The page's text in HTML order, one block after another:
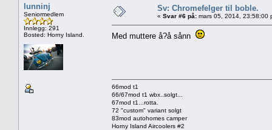
lunninj
Seniormedlem
Innlegg: 291
Bosted: Horny Island.
Sv: Chromefelger til boble.
« Svar #6 på: mars 05, 2014, 23:58:00
Med muttere å?å sånn
66mod t1
66/67mod t1 wbx..solgt...
67mod t1...rotta.
72 "custom" variant solgt
83mod autohomes camper
Horny Island Aircoolers #2